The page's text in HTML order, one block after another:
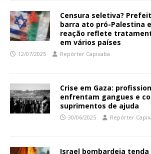
Censura seletiva?
barra ato pró-Palestina
reação reflete
em vários países
12/07/2025 Repórter Capixaba
Crise em Gaza:
enfrentam gangues e
suprimentos de ajuda
30/06/2025 Repórter
Israel bombardeia